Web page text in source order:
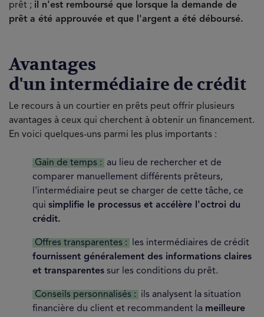
prêt ; il n'est remboursé que lorsque la demande de
prêt a été approuvée et que l'argent a été déboursé.
Avantages
d'un intermédiaire de crédit
Le recours à un courtier en prêts peut offrir plusieurs
avantages à ceux qui cherchent à obtenir un financement.
En voici quelques-uns parmi les plus importants :
Gain de temps :
au lieu de rechercher et de
comparer manuellement différents prêteurs,
l'intermédiaire peut se charger de cette tâche, ce
qui simplifie le processus et accélère l'octroi du
crédit.
Offres transparentes :
les intermédiaires de crédit
fournissent généralement des informations claires
et transparentes sur les conditions du prêt.
Conseils personnalisés :
ils analysent la situation
financière du client et recommandent la meilleure